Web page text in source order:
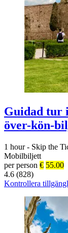
Guidad tur
över-kön-
1 hour - Skip the
Mobilbiljett
per person € 55.00
4.6 (828)
Kontrollera